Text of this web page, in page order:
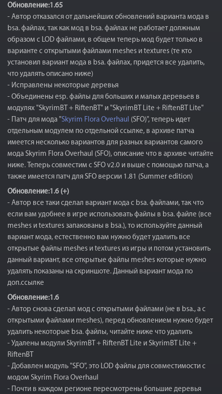
Обновление:1.65
- Автор отказался от дальнейших обновлений варианта мода в
bsa. файлах, так как мод в bsa. файлах не работает должным
образом с LOD файлами, в общем теперь мод будет только в
варианте с открытыми файлами meshes и textures (те кто
установил вариант мода в bsa. файлах, придется все удалить,
что удалять описано ниже)
- Исправлены некоторые деревья
- Объединены esp. файлы для больших и малых деревьев в
модулях "SkyrimBT + RiftenBT" и "SkyrimBT Lite + RiftenBT Lite"
- Патч для мода "Skyrim Flora Overhaul (SFO)", теперь идет
отдельным модулем по отдельной ссылке, в архиве патча
имеется несколько вариантов для разных вариантов самого
мода Skyrim Flora Overhaul (SFO), описание что в архиве читайте
ниже. Теперь совместим с SFO v2.0 и выше с помощью патча, а
также имеется патч для SFO версии 1.81 (Summer edition)
Обновление:1.6 (+)
- Автор все таки сделал вариант мода с bsa. файлами, так что
если вам удобнее в игре использовать файлы в bsa. файле (все
meshes и textures запакованы в bsa.), то используйте данный
вариант мода, естественно вам нужно будет удалить все
открытые файлы meshes и textures из игры и потом установить
данный вариант, все открытые файлы meshes которые нужно
удалять показаны на скриншоте. Данный вариант мода по
доп.ссылке
Обновление:1.6
- Автор снова сделал мод с открытыми файлами (не в bsa., а с
открытыми файлами meshes), перед обновлением нужно будет
удалить некоторые bsa. файлы, читайте ниже что удалить
- Удалены модули SkyrimBT + RiftenBT Lite и SkyrimBT Lite +
RiftenBT
- Добавлен модуль "SFO", это LOD файлы для совместимости с
модом Skyrim Flora Overhaul
- Почти в каждом регионе пересмотрены большие деревья